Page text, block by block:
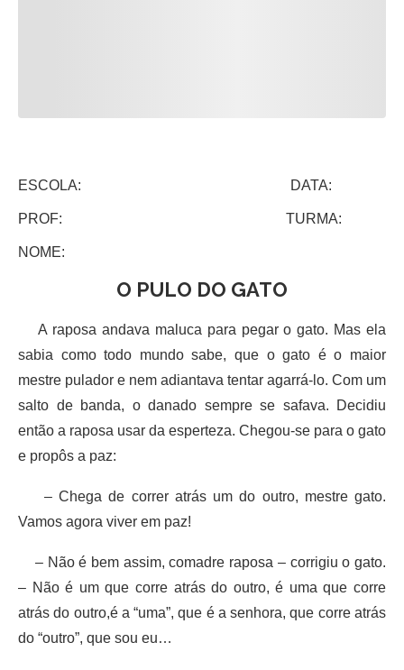
ESCOLA: DATA:
PROF: TURMA:
NOME:
O PULO DO GATO
A raposa andava maluca para pegar o gato. Mas ela
sabia como todo mundo sabe, que o gato é o maior
mestre pulador e nem adiantava tentar agarrá-lo. Com um
salto de banda, o danado sempre se safava. Decidiu
então a raposa usar da esperteza. Chegou-se para o gato
e propôs a paz:
– Chega de correr atrás um do outro, mestre gato.
Vamos agora viver em paz!
– Não é bem assim, comadre raposa – corrigiu o gato.
– Não é um que corre atrás do outro, é uma que corre
atrás do outro,é a “uma”, que é a senhora, que corre atrás
do “outro”, que sou eu…